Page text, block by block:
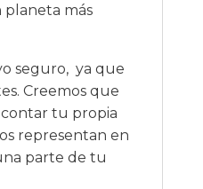
más
seguro, ya que
Creemos que
tu propia
representan en
parte de tu